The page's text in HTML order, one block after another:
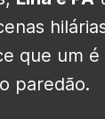
que um é
paredão.